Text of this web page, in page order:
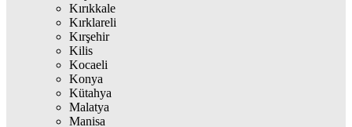
Kırıkkale
Kırklareli
Kırşehir
Kilis
Kocaeli
Konya
Kütahya
Malatya
Manisa